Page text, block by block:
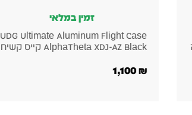
זמין במלאי
UDG Ultimate Pick Foam Flight Case
Multi Format 3XL MK2 קייס קשיח
₪
1,100